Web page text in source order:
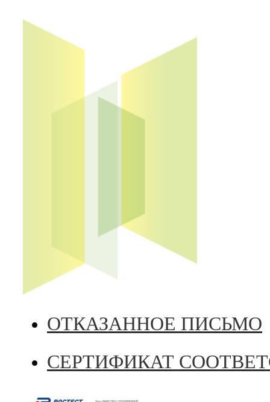
ОТКАЗАННОЕ ПИСЬМО
СЕРТИФИКАТ